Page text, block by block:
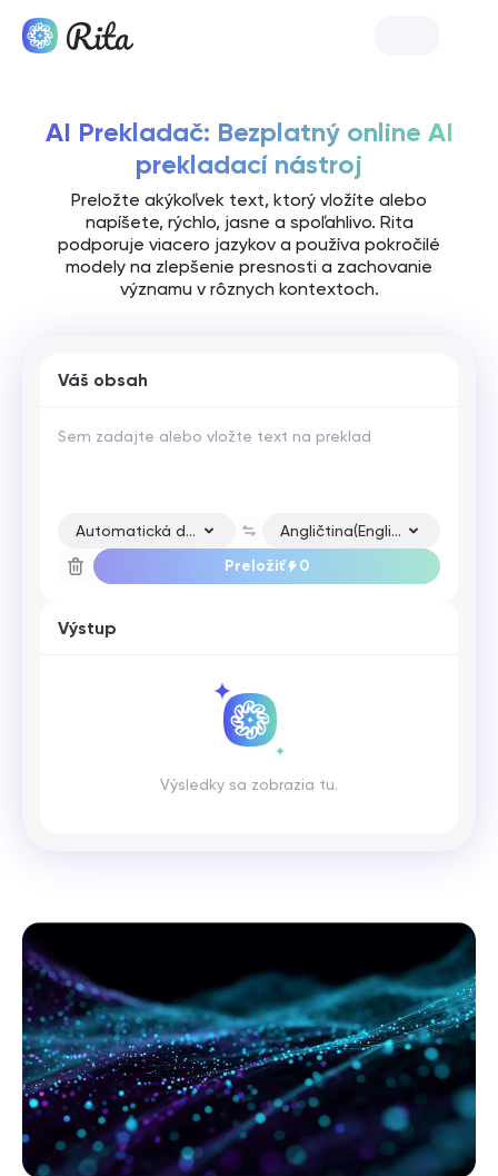
AI Prekladač: Bezplatný online AI
prekladací nástroj
Preložte akýkoľvek text, ktorý vložíte alebo
napíšete, rýchlo, jasne a spoľahlivo. Rita
podporuje viacero jazykov a používa pokročilé
modely na zlepšenie presnosti a zachovanie
významu v rôznych kontextoch.
Váš obsah
Automatická detekcia Angličtina(English)
Preložiť 0
Výstup
Výsledky sa zobrazia tu.